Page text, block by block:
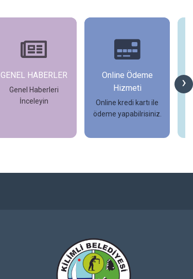
›
GENEL HABERLER
Genel Haberleri
İnceleyin
Online Ödeme
Hizmeti
Online kredi kartı ile
ödeme yapabilrisiniz.
İncele